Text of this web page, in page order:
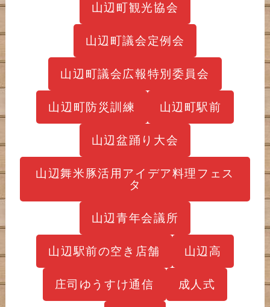
山辺町観光協会
山辺町議会定例会
山辺町議会広報特別委員会
山辺町防災訓練 山辺町駅前
山辺盆踊り大会
山辺舞米豚活用アイデア料理フェス
タ
山辺青年会議所
山辺駅前の空き店舗 山辺高
庄司ゆうすけ通信 成人式